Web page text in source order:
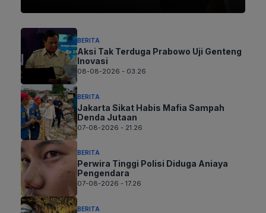
BERITA
Aksi Tak Terduga Prabowo Uji Genteng
Inovasi
08-08-2026 - 03.26
BERITA
Jakarta Sikat Habis Mafia Sampah
Denda Jutaan
07-08-2026 - 21.26
BERITA
Perwira Tinggi Polisi Diduga Aniaya
Pengendara
07-08-2026 - 17.26
BERITA